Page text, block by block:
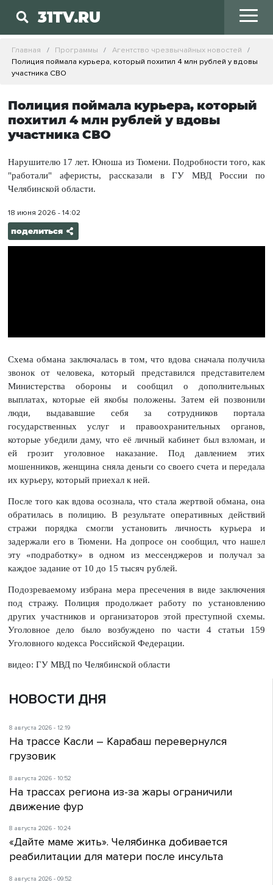
31TV.RU
Главная Программы
Агентство чрезвычайных новостей
Полиция поймала курьера, который похитил 4 млн рублей у вдовы
участника СВО
Полиция поймала курьера, который
похитил 4 млн рублей у вдовы
участника СВО
Нарушителю 17 лет. Юноша из Тюмени. Подробности того, как
"работали" аферисты, рассказали в ГУ МВД России по
Челябинской области.
18 июня 2026 - 14:02
поделиться
Схема обмана заключалась в том, что вдова сначала получила
звонок от человека, который представился представителем
Министерства обороны и сообщил о дополнительных
выплатах, которые ей якобы положены. Затем ей позвонили
люди, выдававшие себя за сотрудников портала
государственных услуг и правоохранительных органов,
которые убедили даму, что её личный кабинет был взломан, и
ей грозит уголовное наказание. Под давлением этих
мошенников, женщина сняла деньги со своего счета и передала
их курьеру, который приехал к ней.
После того как вдова осознала, что стала жертвой обмана, она
обратилась в полицию. В результате оперативных действий
стражи порядка смогли установить личность курьера и
задержали его в Тюмени. На допросе он сообщил, что нашел
эту «подработку» в одном из мессенджеров и получал за
каждое задание от 10 до 15 тысяч рублей.
Подозреваемому избрана мера пресечения в виде заключения
под стражу. Полиция продолжает работу по установлению
других участников и организаторов этой преступной схемы.
Уголовное дело было возбуждено по части 4 статьи 159
Уголовного кодекса Российской Федерации.
видео: ГУ МВД по Челябинской области
НОВОСТИ ДНЯ
8 августа 2026 - 12:19
На трассе Касли – Карабаш перевернулся
грузовик
8 августа 2026 - 10:52
На трассах региона из-за жары ограничили
движение фур
8 августа 2026 - 10:24
«Дайте маме жить». Челябинка добивается
реабилитации для матери после инсульта
8 августа 2026 - 09:52